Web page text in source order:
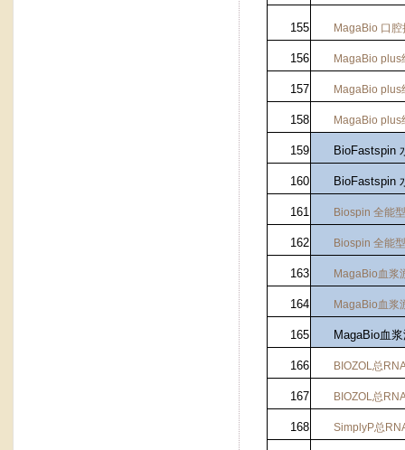
155 MagaBio 口
156 MagaBio plus
157 MagaBio plus
158 MagaBio plus
159 BioFastspin
160 BioFastspin
161 Biospin 全能
162 Biospin 全能
163 MagaBio血浆
164 MagaBio血浆
165 MagaBio血
166 BIOZOL总
167 BIOZOL总
168 SimplyP总